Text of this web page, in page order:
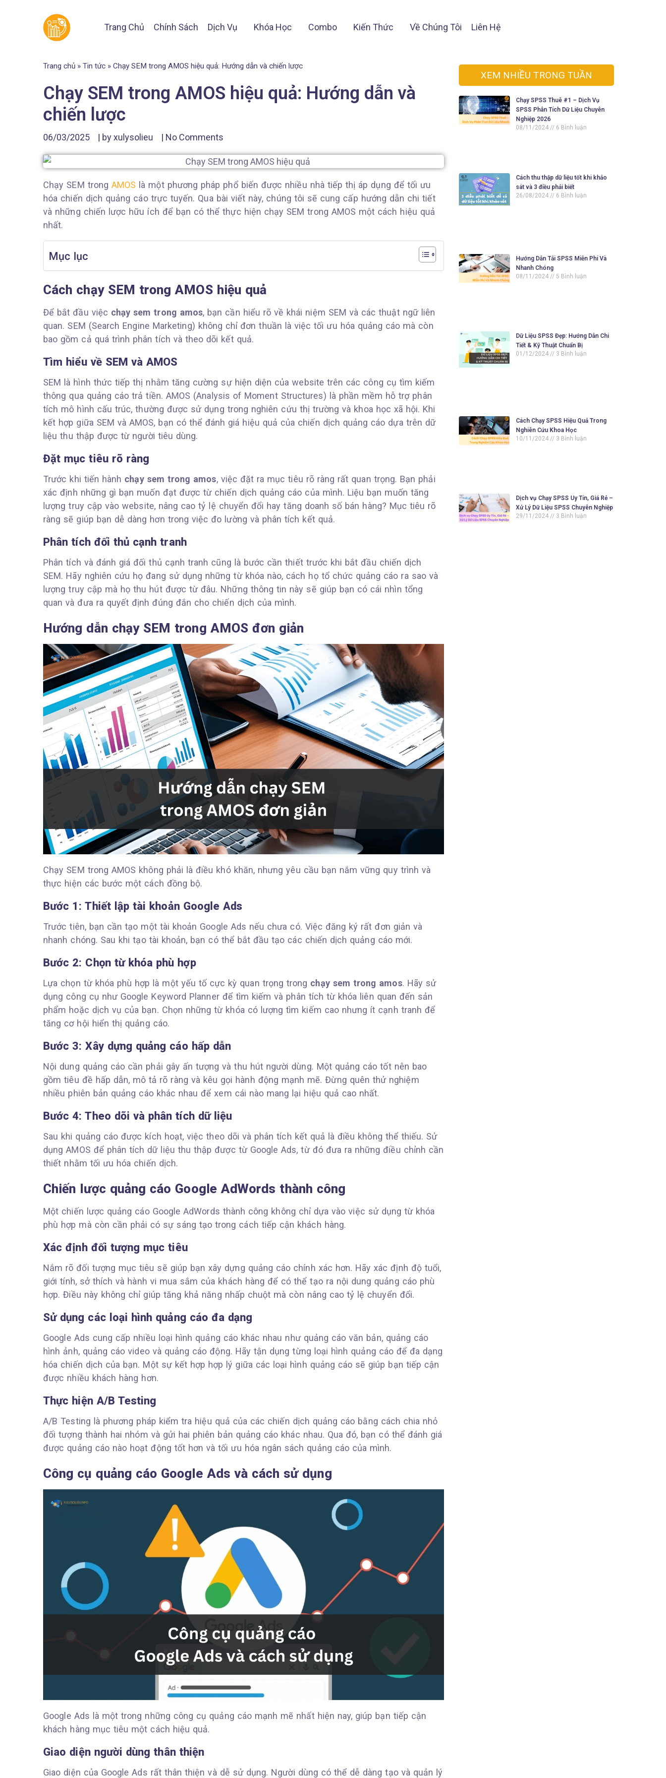
Trang Chủ Chính Sách Dịch Vụ Khóa Học Combo Kiến Thức Về Chúng Tôi Liên Hệ
Trang chủ » Tin tức » Chạy SEM trong AMOS hiệu quả: Hướng dẫn và chiến lược
Chạy SEM trong AMOS hiệu quả: Hướng dẫn và
chiến lược
06/03/2025 | byxulysolieu | No Comments
Chạy SEM trong AMOS là một phương pháp phổ biến được nhiều nhà tiếp thị áp dụng để tối ưu
hóa chiến dịch quảng cáo trực tuyến. Qua bài viết này, chúng tôi sẽ cung cấp hướng dẫn chi tiết
và những chiến lược hữu ích để bạn có thể thực hiện chạy SEM trong AMOS một cách hiệu quả
nhất.
Mục lục
Cách chạy SEM trong AMOS hiệu quả
Để bắt đầu việc chạy sem trong amos, bạn cần hiểu rõ về khái niệm SEM và các thuật ngữ liên
quan. SEM (Search Engine Marketing) không chỉ đơn thuần là việc tối ưu hóa quảng cáo mà còn
bao gồm cả quá trình phân tích và theo dõi kết quả.
Tìm hiểu về SEM và AMOS
SEM là hình thức tiếp thị nhằm tăng cường sự hiện diện của website trên các công cụ tìm kiếm
thông qua quảng cáo trả tiền. AMOS (Analysis of Moment Structures) là phần mềm hỗ trợ phân
tích mô hình cấu trúc, thường được sử dụng trong nghiên cứu thị trường và khoa học xã hội. Khi
kết hợp giữa SEM và AMOS, bạn có thể đánh giá hiệu quả của chiến dịch quảng cáo dựa trên dữ
liệu thu thập được từ người tiêu dùng.
Đặt mục tiêu rõ ràng
Trước khi tiến hành chạy sem trong amos, việc đặt ra mục tiêu rõ ràng rất quan trọng. Bạn phải
xác định những gì bạn muốn đạt được từ chiến dịch quảng cáo của mình. Liệu bạn muốn tăng
lượng truy cập vào website, nâng cao tỷ lệ chuyển đổi hay tăng doanh số bán hàng? Mục tiêu rõ
ràng sẽ giúp bạn dễ dàng hơn trong việc đo lường và phân tích kết quả.
Phân tích đối thủ cạnh tranh
Phân tích và đánh giá đối thủ cạnh tranh cũng là bước cần thiết trước khi bắt đầu chiến dịch
SEM. Hãy nghiên cứu họ đang sử dụng những từ khóa nào, cách họ tổ chức quảng cáo ra sao và
lượng truy cập mà họ thu hút được từ đâu. Những thông tin này sẽ giúp bạn có cái nhìn tổng
quan và đưa ra quyết định đúng đắn cho chiến dịch của mình.
Hướng dẫn chạy SEM trong AMOS đơn giản
Chạy SEM trong AMOS không phải là điều khó khăn, nhưng yêu cầu bạn nắm vững quy trình và
thực hiện các bước một cách đồng bộ.
Bước 1: Thiết lập tài khoản Google Ads
Trước tiên, bạn cần tạo một tài khoản Google Ads nếu chưa có. Việc đăng ký rất đơn giản và
nhanh chóng. Sau khi tạo tài khoản, bạn có thể bắt đầu tạo các chiến dịch quảng cáo mới.
Bước 2: Chọn từ khóa phù hợp
Lựa chọn từ khóa phù hợp là một yếu tố cực kỳ quan trọng trong chạy sem trong amos. Hãy sử
dụng công cụ như Google Keyword Planner để tìm kiếm và phân tích từ khóa liên quan đến sản
phẩm hoặc dịch vụ của bạn. Chọn những từ khóa có lượng tìm kiếm cao nhưng ít cạnh tranh để
tăng cơ hội hiển thị quảng cáo.
Bước 3: Xây dựng quảng cáo hấp dẫn
Nội dung quảng cáo cần phải gây ấn tượng và thu hút người dùng. Một quảng cáo tốt nên bao
gồm tiêu đề hấp dẫn, mô tả rõ ràng và kêu gọi hành động mạnh mẽ. Đừng quên thử nghiệm
nhiều phiên bản quảng cáo khác nhau để xem cái nào mang lại hiệu quả cao nhất.
Bước 4: Theo dõi và phân tích dữ liệu
Sau khi quảng cáo được kích hoạt, việc theo dõi và phân tích kết quả là điều không thể thiếu. Sử
dụng AMOS để phân tích dữ liệu thu thập được từ Google Ads, từ đó đưa ra những điều chỉnh cần
thiết nhằm tối ưu hóa chiến dịch.
Chiến lược quảng cáo Google AdWords thành công
Một chiến lược quảng cáo Google AdWords thành công không chỉ dựa vào việc sử dụng từ khóa
phù hợp mà còn cần phải có sự sáng tạo trong cách tiếp cận khách hàng.
Xác định đối tượng mục tiêu
Nắm rõ đối tượng mục tiêu sẽ giúp bạn xây dựng quảng cáo chính xác hơn. Hãy xác định độ tuổi,
giới tính, sở thích và hành vi mua sắm của khách hàng để có thể tạo ra nội dung quảng cáo phù
hợp. Điều này không chỉ giúp tăng khả năng nhấp chuột mà còn nâng cao tỷ lệ chuyển đổi.
Sử dụng các loại hình quảng cáo đa dạng
Google Ads cung cấp nhiều loại hình quảng cáo khác nhau như quảng cáo văn bản, quảng cáo
hình ảnh, quảng cáo video và quảng cáo động. Hãy tận dụng từng loại hình quảng cáo để đa dạng
hóa chiến dịch của bạn. Một sự kết hợp hợp lý giữa các loại hình quảng cáo sẽ giúp bạn tiếp cận
được nhiều khách hàng hơn.
Thực hiện A/B Testing
A/B Testing là phương pháp kiểm tra hiệu quả của các chiến dịch quảng cáo bằng cách chia nhỏ
đối tượng thành hai nhóm và gửi hai phiên bản quảng cáo khác nhau. Qua đó, bạn có thể đánh giá
được quảng cáo nào hoạt động tốt hơn và tối ưu hóa ngân sách quảng cáo của mình.
Công cụ quảng cáo Google Ads và cách sử dụng
Google Ads là một trong những công cụ quảng cáo mạnh mẽ nhất hiện nay, giúp bạn tiếp cận
khách hàng mục tiêu một cách hiệu quả.
Giao diện người dùng thân thiện
Giao diện của Google Ads rất thân thiện và dễ sử dụng. Người dùng có thể dễ dàng tạo và quản lý
XEM NHIỀU TRONG TUẦN
Chạy SPSS Thuê #1 – Dịch Vụ
SPSS Phân Tích Dữ Liệu Chuyên
Nghiệp 2026
08/11/2024
6 Bình luận
Cách thu thập dữ liệu tốt khi khảo
sát và 3 điều phải biết
26/08/2024
6 Bình luận
Hướng Dẫn Tải SPSS Miễn Phí Và
Nhanh Chóng
08/11/2024
5 Bình luận
Dữ Liệu SPSS Đẹp: Hướng Dẫn Chi
Tiết & Kỹ Thuật Chuẩn Bị
01/12/2024
3 Bình luận
Cách Chạy SPSS Hiệu Quả Trong
Nghiên Cứu Khoa Học
10/11/2024
3 Bình luận
Dịch vụ Chạy SPSS Uy Tín, Giá Rẻ –
Xử Lý Dữ Liệu SPSS Chuyên Nghiệp
29/11/2024
3 Bình luận